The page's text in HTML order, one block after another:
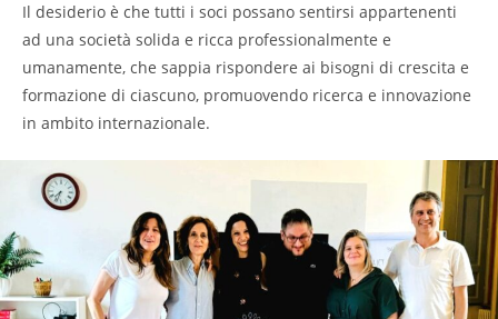
Il desiderio è che tutti i soci possano sentirsi appartenenti
ad una società solida e ricca professionalmente e
umanamente, che sappia rispondere ai bisogni di crescita e
formazione di ciascuno, promuovendo ricerca e innovazione
in ambito internazionale.